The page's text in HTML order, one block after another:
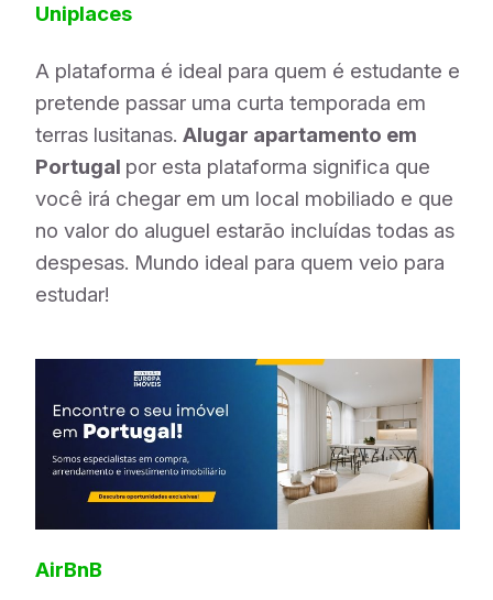
Uniplaces
A plataforma é ideal para quem é estudante e
pretende passar uma curta temporada em
terras lusitanas.Alugar apartamento em
Portugal por esta plataforma significa que
você irá chegar em um local mobiliado e que
no valor do aluguel estarão incluídas todas as
despesas. Mundo ideal para quem veio para
estudar!
AirBnB